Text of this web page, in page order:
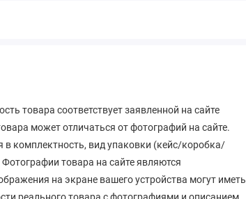
товара соответствует заявленной на сайте
может отличаться от фотографий на сайте.
в комплектность, вид упаковки (кейс/коробка/
товара на сайте являются
на экране вашего устройства могут иметь